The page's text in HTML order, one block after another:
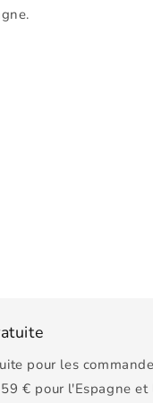
pour les
€ pour l'Espagne